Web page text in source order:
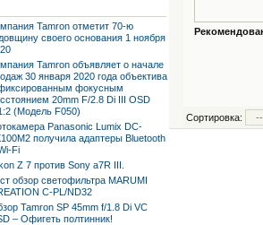
Tamron отметит 70-ю
своего основания 1 ноября
Tamron объявляет о начале
30 января 2020 года объектива
фокусным
20mm F/2.8 Di III OSD
(Модель F050)
Panasonic Lumix DC-
получила адаптеры Bluetooth
Fi
Z 7 против Sony a7R III.
обзор светофильтра MARUMI
C-PL/ND32
Tamron SP 45mm f/1.8 Di VC
– Офигеть полтинник!
Сортировка: